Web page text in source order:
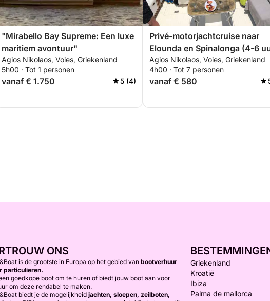
"Mirabello Bay Supreme: Een luxe
maritiem avontuur"
Agios Nikolaos, Voies, Griekenland
5h00 · Tot 1 personen
vanaf € 1.750 5 (4)
Privé-motorjachtcruise naar
Elounda en Spinalonga (4-6
Agios Nikolaos, Voies, Griekenland
4h00 · Tot 7 personen
vanaf € 580
ONS
is de grootste in Europa op het gebied van bootverhuur
particulieren.
goedkope boot om te huren of biedt jouw boot aan voor
om deze rendabel te maken.
biedt je de mogelijkheid jachten, sloepen, zeilboten,
Griekenland
Kroatië
Ibiza
Palma de mallorca